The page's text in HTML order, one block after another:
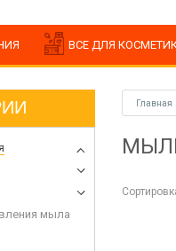
Перезвоните мне
ВСЕ ДЛЯ
мыла
Главная